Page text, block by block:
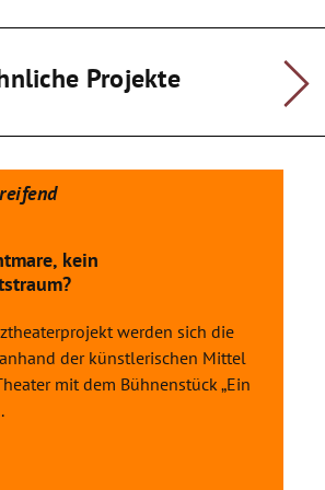
mittlerweile seit vielen Jahren
"Kleider machen Leute" liegt- neben
Projekte
kein
werden sich die
der künstlerischen Mittel
mit dem Bühnenstück „Ein